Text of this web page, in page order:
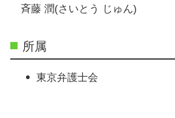
斉藤 潤(さいとう じゅん)
所属
東京弁護士会